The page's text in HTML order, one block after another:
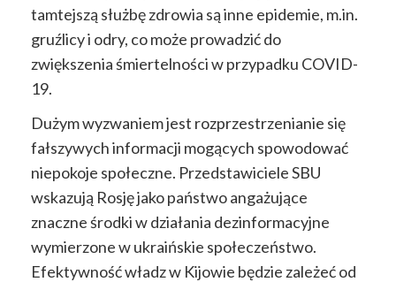
tamtejszą służbę zdrowia są inne epidemie, m.in.
gruźlicy i odry, co może prowadzić do
zwiększenia śmiertelności w przypadku COVID-
19.
Dużym wyzwaniem jest rozprzestrzenianie się
fałszywych informacji mogących spowodować
niepokoje społeczne. Przedstawiciele SBU
wskazują Rosję jako państwo angażujące
znaczne środki w działania dezinformacyjne
wymierzone w ukraińskie społeczeństwo.
Efektywność władz w Kijowie będzie zależeć od